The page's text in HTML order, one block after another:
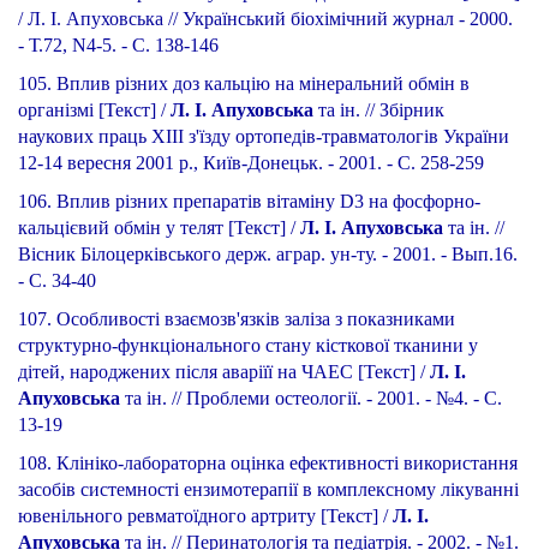
/ Л. І. Апуховська // Український біохімічний журнал - 2000.
- Т.72, N4-5. - С. 138-146
105. Вплив різних доз кальцію на мінеральний обмін в
організмі [Текст] /Л. І. Апуховська та ін. // Збірник
наукових праць ХІІІ з'їзду ортопедів-травматологів України
12-14 вересня 2001 р., Київ-Донецьк. - 2001. - С. 258-259
106. Вплив різних препаратів вітаміну D3 на фосфорно-
кальцієвий обмін у телят [Текст] /Л. І. Апуховська та ін. //
Вісник Білоцерківського держ. аграр. ун-ту. - 2001. - Вып.16.
- С. 34-40
107. Особливості взаємозв'язків заліза з показниками
структурно-функціонального стану кісткової тканини у
дітей, народжених після аваріїї на ЧАЕС [Текст] /Л. І.
Апуховська та ін. // Проблеми остеології. - 2001. - №4. - С.
13-19
108. Клініко-лабораторна оцінка ефективності використання
засобів системності ензимотерапії в комплексному лікуванні
ювенільного ревматоїдного артриту [Текст] /Л. І.
Апуховська та ін. // Перинатологія та педіатрія. - 2002. - №1.